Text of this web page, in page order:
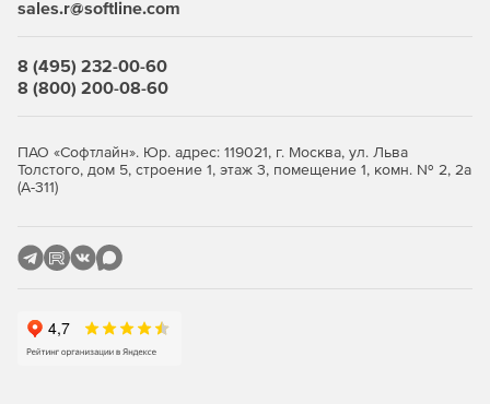
и iPad.
Безопасная передача файлов, управление передачей
файлов через приложение для работы с файлами
Подключение между мобильными устройствами.
Общение с помощью текстовых сообщений, создание
Межплатформенное решение
sales.r@softline.com
8 (495) 232-00-60
8 (800) 200-08-60
ПАО «Софтлайн». Юр. адрес: 119021, г. Москва, ул. Льва
Толстого, дом 5, строение 1, этаж 3, помещение 1, комн. № 2, 2а
(А-311)